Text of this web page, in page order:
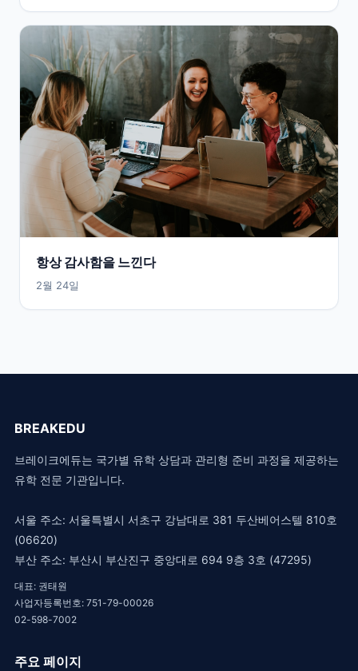
항상 감사함을 느낀다
2월 24일
BREAKEDU
브레이크에듀는 국가별 유학 상담과 관리형 준비 과정을 제공하는
유학 전문 기관입니다.
서울 주소: 서울특별시 서초구 강남대로 381 두산베어스텔 810호
(06620)
부산 주소: 부산시 부산진구 중앙대로 694 9층 3호 (47295)
대표: 권태원
사업자등록번호: 751-79-00026
02-598-7002
주요 페이지